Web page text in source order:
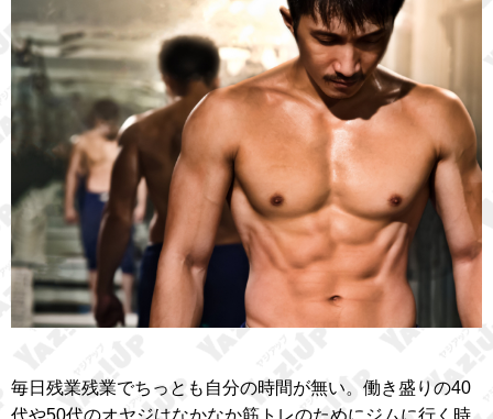
毎日残業残業でちっとも自分の時間が無い。働き盛りの40
代や50代のオヤジはなかなか筋トレのためにジムに行く時